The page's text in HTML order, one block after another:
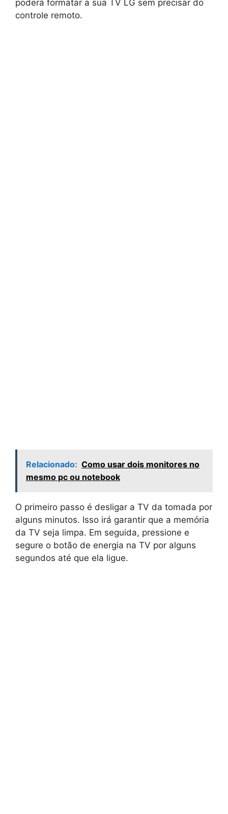
poderá formatar a sua TV LG sem precisar do
controle remoto.
Relacionado: Como usar dois monitores no
mesmo pc ou notebook
O primeiro passo é desligar a TV da tomada por
alguns minutos. Isso irá garantir que a memória
da TV seja limpa. Em seguida, pressione e
segure o botão de energia na TV por alguns
segundos até que ela ligue.